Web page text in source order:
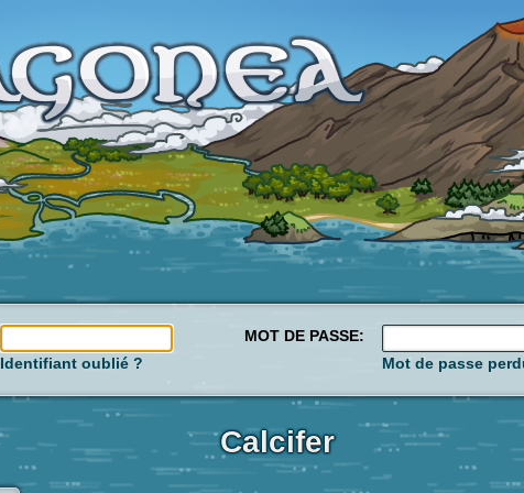
Identifiant oublié ?
MOT DE PASSE:
Mot de passe
Calcifer